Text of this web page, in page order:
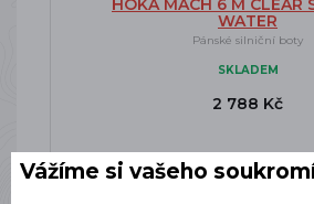
HOKA MACH 6 M CLEAR
WATER
Pánské silniční boty
SKLADEM
2 788 Kč
Vážíme si vašeho